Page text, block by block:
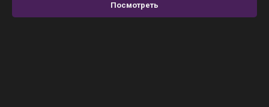
Посмотреть